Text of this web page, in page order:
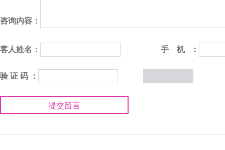
咨询内容：
客人姓名： 手 机 ：
验 证 码 ：
提交留言